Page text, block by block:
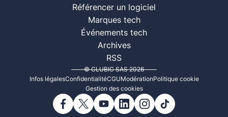
Référencer un logiciel
Marques tech
Événements tech
Archives
RSS
© CLUBIC SAS 2026
Infos légalesConfidentialitéCGUModérationPolitique cookie
Gestion des cookies